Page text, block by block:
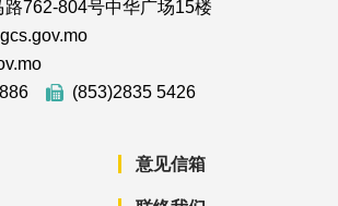
路762-804号中华广场15楼
(853)2835 5426
意见信箱